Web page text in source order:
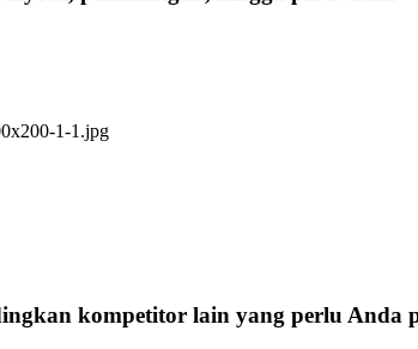
kompetitor lain yang perlu Anda